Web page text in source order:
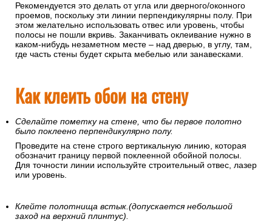
Рекомендуется это делать от угла или дверного/оконного
проемов, поскольку эти линии перпендикулярны полу. При
этом желательно использовать отвес или уровень, чтобы
полосы не пошли вкривь. Заканчивать оклеивание нужно в
каком-нибудь незаметном месте – над дверью, в углу, там,
где часть стены будет скрыта мебелью или занавесками.
Как клеить обои на стену
Сделайте пометку на стене, что бы первое полотно
было поклеено перпендикулярно полу.
Проведите на стене строго вертикальную линию, которая
обозначит границу первой поклеенной обойной полосы.
Для точности линии используйте строительный отвес, лазер
или уровень.
Клейте полотнища встык.(допускается небольшой
заход на верхний плинтус).